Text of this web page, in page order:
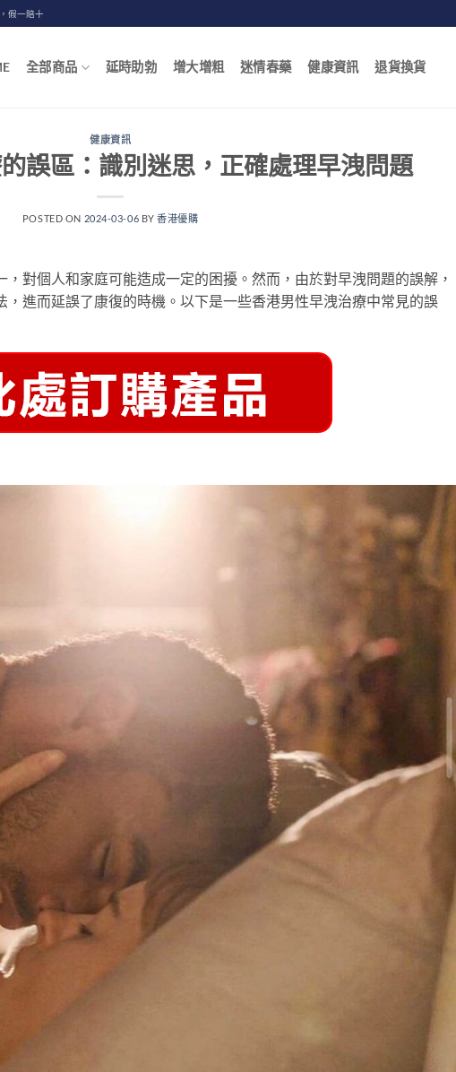
假一賠十
全部商品 延時助勃 增大增粗 迷情春藥 健康資訊 退貨換貨
健康資訊
誤區：識別迷思，正確處理早洩問題
POSTED ON 2024-03-06 BY香港優購
對個人和家庭可能造成一定的困擾。然而，由於對早洩問題的誤解，
進而延誤了康復的時機。以下是一些香港男性早洩治療中常見的誤